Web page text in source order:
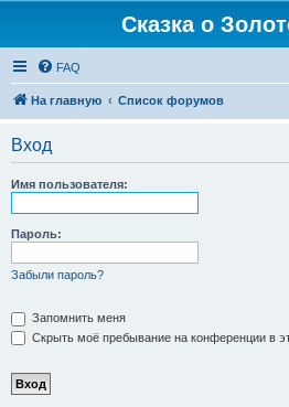
Сказка о
FAQ
На главную Список форумов
Вход
Имя пользователя:
Пароль:
Забыли пароль?
Запомнить меня
Скрыть моё пребывание на конференции в